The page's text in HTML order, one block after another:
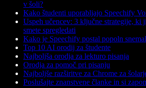
v šoli?
Kako študenti uporabljajo Speechify
Uspeh učencev: 3 ključne strategije, ki
smete spregledati
Kako je Speechify postal popoln
Top 10 AI orodij za študente
Najboljša orodja za lekturo pisanja
Orodja za pomoč pri pisanju
Najboljše razširitve za Chrome za
Poslušajte znanstvene članke in si